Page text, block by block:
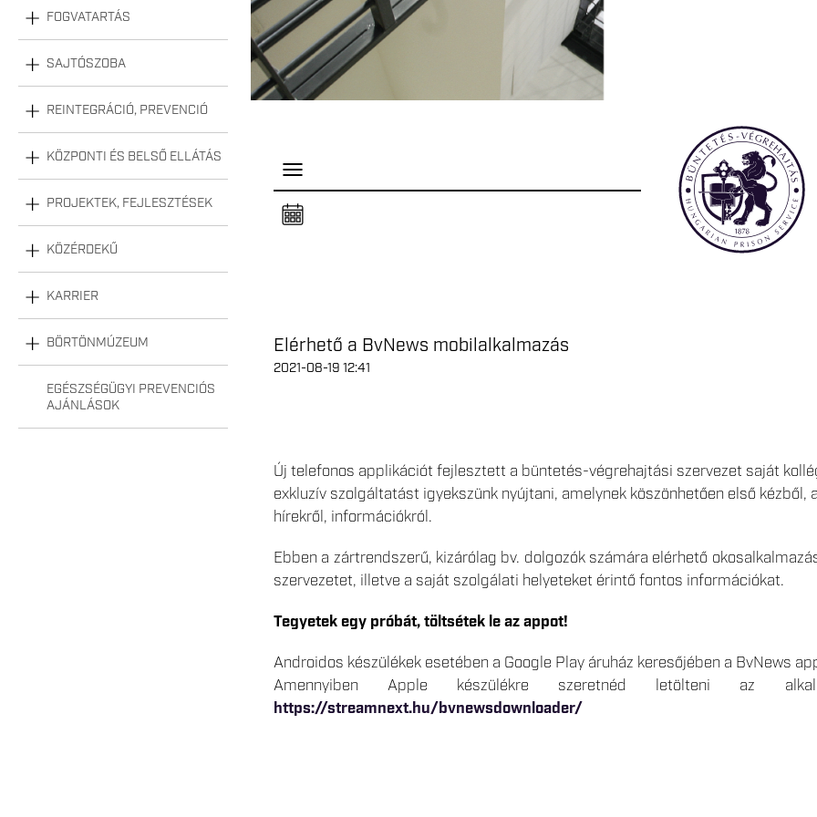
FOGVATARTÁS
SAJTÓSZOBA
REINTEGRÁCIÓ, PREVENCIÓ
KÖZPONTI ÉS BELSŐ ELLÁTÁS
PROJEKTEK, FEJLESZTÉSEK
KÖZÉRDEKŰ
KARRIER
BÖRTÖNMÚZEUM
EGÉSZSÉGÜGYI PREVENCIÓS
AJÁNLÁSOK
P
e
l
Elérhető a BvNews mobilalkalmazás
2021-08-19 12:41
Új telefonos applikációt fejlesztett a büntetés-végrehajtási szervezet saját
exkluzív szolgáltatást igyekszünk nyújtani, amelynek köszönhetően első
hírekről, információkról.
Ebben a zártrendszerű, kizárólag bv. dolgozók számára elérhető
szervezetet, illetve a saját szolgálati helyeteket érintő fontos információkat.
Tegyetek egy próbát, töltsétek le az appot!
Androidos készülékek esetében a Google Play áruház keresőjében a BvNews
Amennyiben Apple készülékre szeretnéd letölteni az
https://streamnext.hu/bvnewsdownloader/